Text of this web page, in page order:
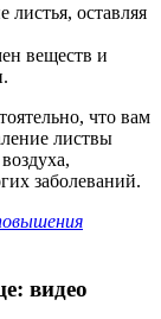
оставляя
веществ и
что вам
листвы
заболеваний.
видео